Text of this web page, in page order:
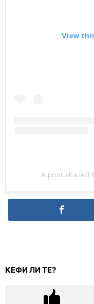
View
A post shared
КЕФИ ЛИ ТЕ?